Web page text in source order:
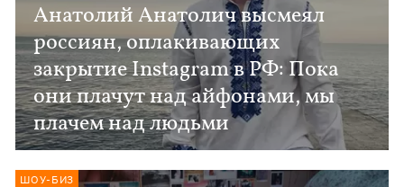
Анатолий Анатолич высмеял
россиян, оплакивающих
закрытие Instagram в РФ: Пока
они плачут над айфонами, мы
плачем над людьми
ШОУ-БИЗ